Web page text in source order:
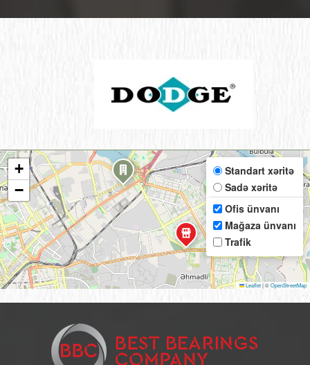
+
−
Standart xəritə
Sadə xəritə
Ofis ünvanı
Mağaza ünvanı
Trafik
Leaflet|©OpenStreetMap